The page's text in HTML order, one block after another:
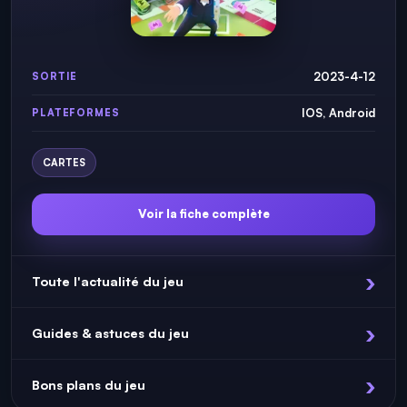
SORTIE 2023-4-12
PLATEFORMES IOS, Android
CARTES
Voir la fiche complète
Toute l'actualité du jeu
Guides & astuces du jeu
Bons plans du jeu